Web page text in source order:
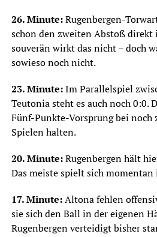
26. Minute:Rugenbergen-
schon den zweiten Abstoß direkt
souverän wirkt das nicht – doch
sowieso noch nicht.
23. Minute:Im Parallelspiel
Teutonia steht es auch noch 0:0.
Fünf-Punkte-Vorsprung bei noch
Spielen halten.
20. Minute:Rugenbergen hält
Das meiste spielt sich
17. Minute:Altona fehlen
sie sich den Ball in der eigenen
Rugenbergen verteidigt bisher